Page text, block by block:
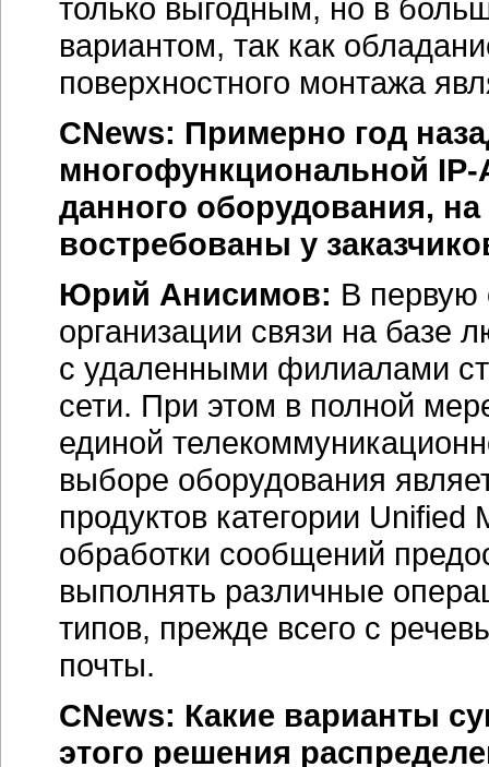
только выгодным, но в
вариантом, так как
поверхностного монтажа
CNews: Примерно год
многофункциональной
данного оборудования,
востребованы у
Юрий Анисимов: В первую
организации связи на базе
с удаленными филиалами
сети. При этом в полной
единой
выборе оборудования
продуктов категории
обработки сообщений
выполнять различные
типов, прежде всего с
почты.
CNews: Какие варианты
этого решения